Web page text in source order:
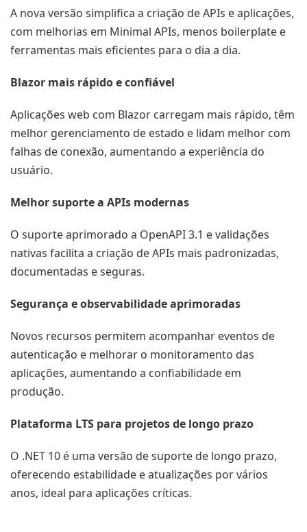
A nova versão simplifica a criação de APIs e aplicações,
com melhorias em Minimal APIs, menos boilerplate e
ferramentas mais eficientes para o dia a dia.
Blazor mais rápido e confiável
Aplicações web com Blazor carregam mais rápido, têm
melhor gerenciamento de estado e lidam melhor com
falhas de conexão, aumentando a experiência do
usuário.
Melhor suporte a APIs modernas
O suporte aprimorado a OpenAPI 3.1 e validações
nativas facilita a criação de APIs mais padronizadas,
documentadas e seguras.
Segurança e observabilidade aprimoradas
Novos recursos permitem acompanhar eventos de
autenticação e melhorar o monitoramento das
aplicações, aumentando a confiabilidade em
produção.
Plataforma LTS para projetos de longo prazo
O .NET 10 é uma versão de suporte de longo prazo,
oferecendo estabilidade e atualizações por vários
anos, ideal para aplicações críticas.